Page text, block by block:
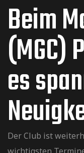
Beim
(MGC)
es
Der Club ist